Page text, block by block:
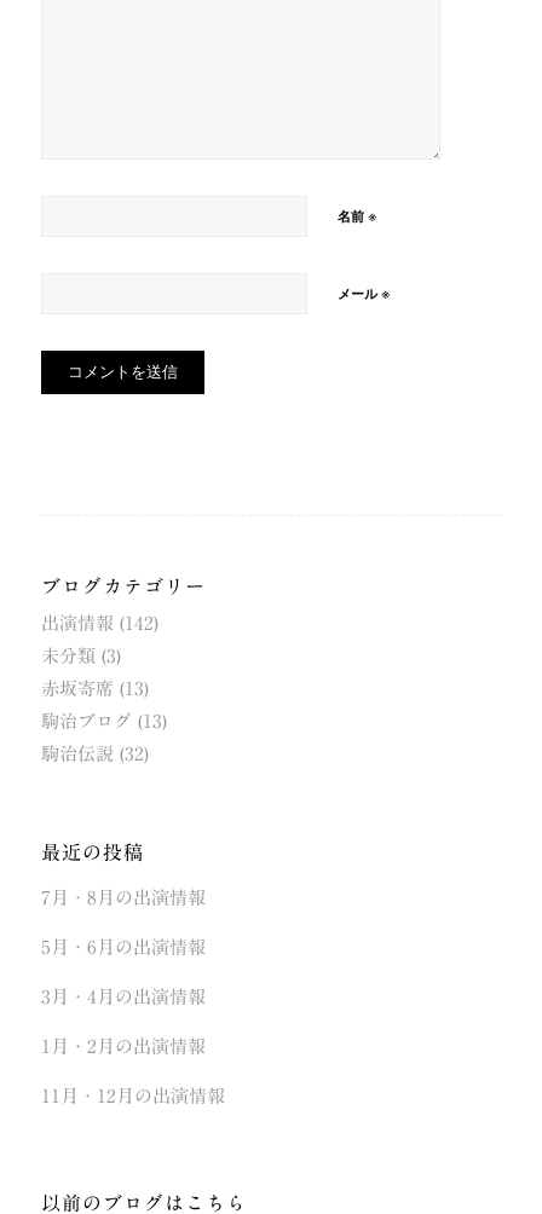
名前 ※
メール※
ブログカテゴリー
出演情報 (142)
未分類 (3)
赤坂寄席 (13)
駒治ブログ (13)
駒治伝説 (32)
最近の投稿
7月・8月の出演情報
5月・6月の出演情報
3月・4月の出演情報
1月・2月の出演情報
11月・12月の出演情報
以前のブログはこちら